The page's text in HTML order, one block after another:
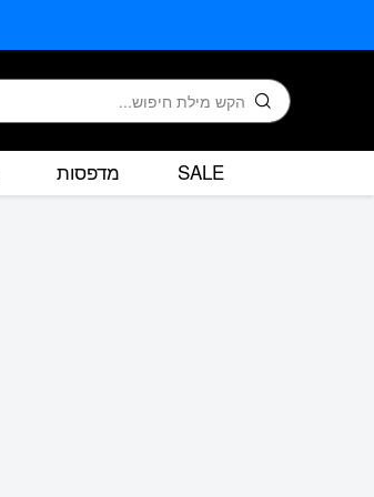
חיפוש
SALE מדפסות